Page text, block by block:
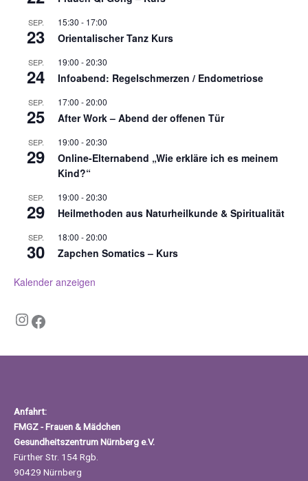
SEP.
23
15:30 - 17:00
Orientalischer Tanz Kurs
SEP.
24
19:00 -20:30
Infoabend: Regelschmerzen / Endometriose
SEP.
25
17:00 -20:00
After Work – Abend der offenen Tür
SEP.
29
19:00 -20:30
Online-Elternabend „Wie erkläre ich es meinem
Kind?“
SEP.
29
19:00 -20:30
Heilmethoden aus Naturheilkunde & Spiritualität
SEP.
30
18:00 -20:00
Zapchen Somatics – Kurs
Kalender anzeigen
InstagramFacebook
Anfahrt:
FMGZ - Frauen & Mädchen
Gesundheitszentrum Nürnberg e.V.
Fürther Str. 154 Rgb.
90429 Nürnberg